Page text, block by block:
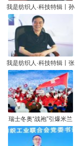
我是纺织人·科技特辑丨孙
以泽：国家需求是科技创
新指挥棒
我是纺织人·科技特辑丨张
国良：从车间里走出来的
科学家
瑞士冬奥“战袍”引爆米兰
——FLYTEC功能性面料解
决方案助力国际赛场